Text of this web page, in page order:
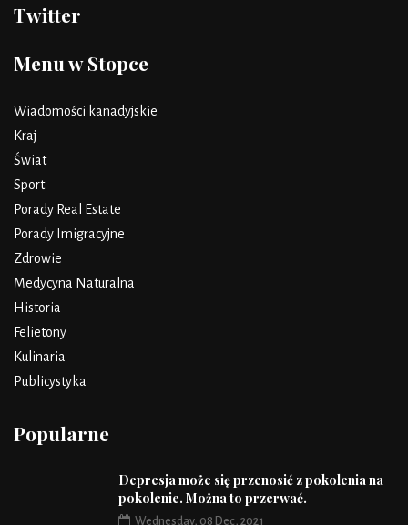
Twitter
Menu w Stopce
Wiadomości kanadyjskie
Kraj
Świat
Sport
Porady Real Estate
Porady Imigracyjne
Zdrowie
Medycyna Naturalna
Historia
Felietony
Kulinaria
Publicystyka
Popularne
Depresja może się przenosić z pokolenia na
pokolenie. Można to przerwać.
Wednesday, 08 Dec, 2021